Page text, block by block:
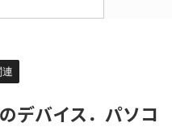
デバイス．パソコ